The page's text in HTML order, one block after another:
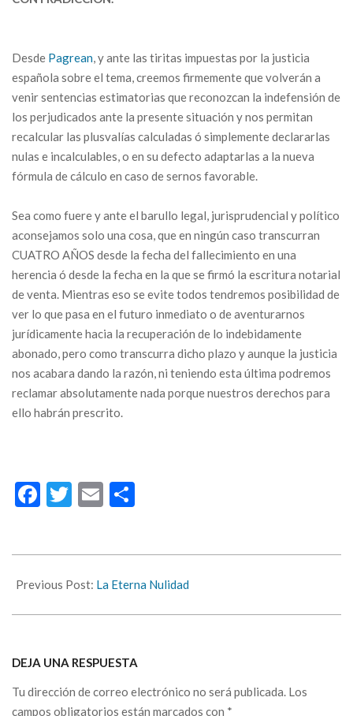
Desde Pagrean, y ante las tiritas impuestas por la justicia
española sobre el tema, creemos firmemente que volverán a
venir sentencias estimatorias que reconozcan la indefensión de
los perjudicados ante la presente situación y nos permitan
recalcular las plusvalías calculadas ó simplemente declararlas
nulas e incalculables, o en su defecto adaptarlas a la nueva
fórmula de cálculo en caso de sernos favorable.
Sea como fuere y ante el barullo legal, jurisprudencial y político
aconsejamos solo una cosa, que en ningún caso transcurran
CUATRO AÑOS desde la fecha del fallecimiento en una
herencia ó desde la fecha en la que se firmó la escritura notarial
de venta. Mientras eso se evite todos tendremos posibilidad de
ver lo que pasa en el futuro inmediato o de aventurarnos
jurídicamente hacia la recuperación de lo indebidamente
abonado, pero como transcurra dicho plazo y aunque la justicia
nos acabara dando la razón, ni teniendo esta última podremos
reclamar absolutamente nada porque nuestros derechos para
ello habrán prescrito.
Facebook
Twitter
Email
01-
Previous Post: La Eterna Nulidad
DEJA UNA RESPUESTA
Tu dirección de correo electrónico no será publicada. Los
campos obligatorios están marcados con *